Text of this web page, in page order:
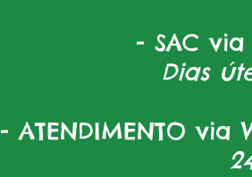
- SAC via
Dias
- ATENDIMENTO via